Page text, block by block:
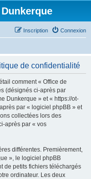
Connexion
Inscription
de confidentialité
comment « Office de
(désignés ci-après par
Dunkerque » et « https://ot-
par « logiciel phpBB » et
collectées lors des
après par « vos
différentes. Premièrement,
», le logiciel phpBB
de petits fichiers téléchargés
ordinateur. Les deux